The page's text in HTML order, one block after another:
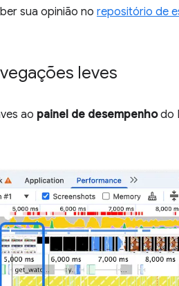
sua opinião no repositório de
leves
ao painel de desempenhodo